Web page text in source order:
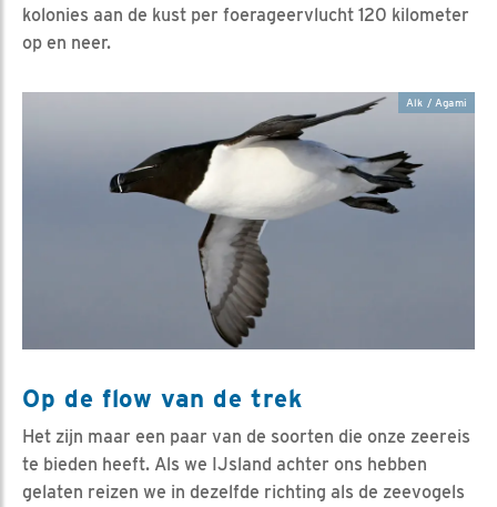
kolonies aan de kust per foerageervlucht 120 kilometer
op en neer.
Alk / Agami
Op de flow van de trek
Het zijn maar een paar van de soorten die onze zeereis
te bieden heeft. Als we IJsland achter ons hebben
gelaten reizen we in dezelfde richting als de zeevogels